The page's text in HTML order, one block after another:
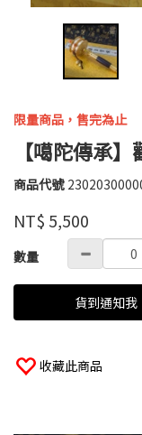
限量商品，售完為止
【噶陀傳承
商品代號
品牌
高
婉
瑜
NT$ 5,500
數量
貨到通知我
收藏此商品